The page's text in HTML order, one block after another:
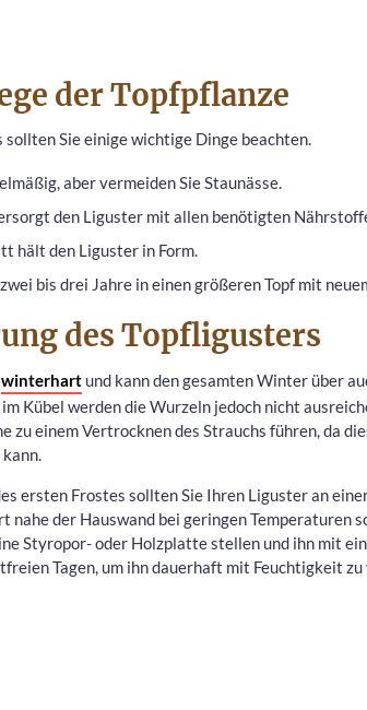
der Topfpflanze
Sie einige wichtige Dinge beachten.
aber vermeiden Sie Staunässe.
den Liguster mit allen benötigten
hält den Liguster in Form.
bis drei Jahre in einen größeren Topf mit
des Topfligusters
winterhart und kann den gesamten Winter über
Kübel werden die Wurzeln jedoch nicht
zu einem Vertrocknen des Strauchs führen, da
ersten Frostes sollten Sie Ihren Liguster an
nahe der Hauswand bei geringen Temperaturen
Styropor- oder Holzplatte stellen und ihn mit
Tagen, um ihn dauerhaft mit Feuchtigkeit